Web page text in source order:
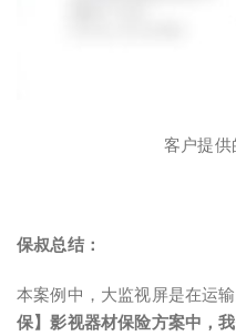
客户提
保叔总结：
本案例中，大监视屏是在运
保】影视器材保险方案中，